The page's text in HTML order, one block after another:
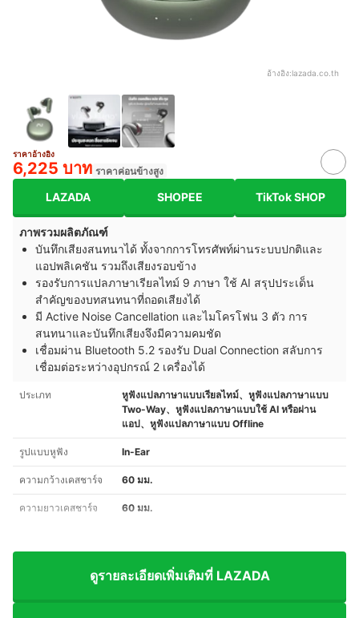
อ้างอิง:lazada.co.th
ราคาอ้างอิง
6,225 บาท ราคาค่อนข้างสูง
LAZADA SHOPEE TikTok SHOP
ภาพรวมผลิตภัณฑ์
บันทึกเสียงสนทนาได้ ทั้งจากการโทรศัพท์ผ่านระบบปกติและ
แอปพลิเคชัน รวมถึงเสียงรอบข้าง
รองรับการแปลภาษาเรียลไทม์ 9 ภาษา ใช้ AI สรุปประเด็น
สำคัญของบทสนทนาที่ถอดเสียงได้
มี Active Noise Cancellation และไมโครโฟน 3 ตัว การ
สนทนาและบันทึกเสียงจึงมีความคมชัด
เชื่อมผ่าน Bluetooth 5.2 รองรับ Dual Connection สลับการ
เชื่อมต่อระหว่างอุปกรณ์ 2 เครื่องได้
ประเภท
หูฟังแปลภาษาแบบเรียลไทม์、หูฟังแปลภาษาแบบ
Two-Way、หูฟังแปลภาษาแบบใช้ AI หรือผ่าน
แอป、หูฟังแปลภาษาแบบ Offline
รูปแบบหูฟัง In-Ear
ความกว้างเคสชาร์จ 60 มม.
ความยาวเคสชาร์จ 60 มม.
ดูรายละเอียดเพิ่มเติมที่ LAZADA